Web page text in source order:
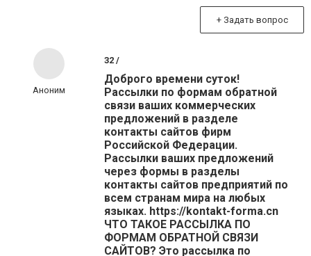
+ Задать вопрос
Аноним
32 /
Доброго времени суток!
Рассылки по формам обратной
связи ваших коммерческих
предложений в разделе
контакты сайтов фирм
Российской Федерации.
Рассылки ваших предложений
через формы в разделы
контакты сайтов предприятий по
всем странам мира на любых
языках. https://kontakt-forma.cn
ЧТО ТАКОЕ РАССЫЛКА ПО
ФОРМАМ ОБРАТНОЙ СВЯЗИ
САЙТОВ? Это рассылка по